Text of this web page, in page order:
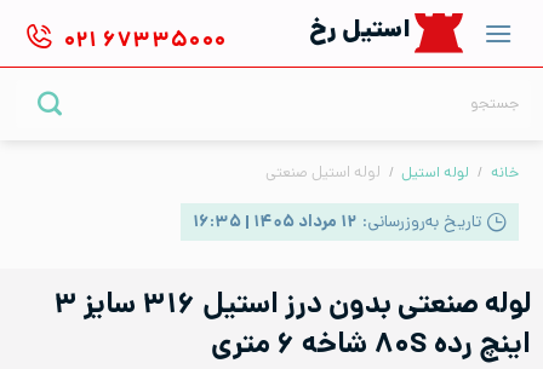
content
استیل رخ ۰۲۱ ۶۷۳۳۵۰۰۰
خانه / لوله استیل / لوله استیل صنعتی
تاریخ به‌روزرسانی: ۱۲ مرداد ۱۴۰۵ | ۱۶:۳۵
لوله صنعتی بدون درز استیل ۳۱۶ سایز ۳
اینچ رده ۸۰S شاخه ۶ متری